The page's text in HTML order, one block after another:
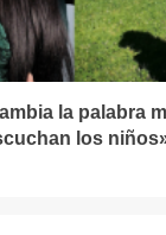
la palabra
los